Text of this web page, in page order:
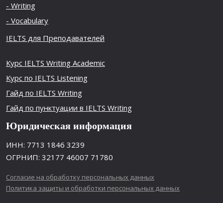
- Writing
- Vocabulary
IELTS для Преподавателей
Курс IELTS Writing Academic
Курс по IELTS Listening
Гайд по IELTS Writing
Гайд по пунктуации в IELTS Writing
Юридическая информация
ИНН: 7713 1846 3239
ОГРНИП: 32177 46007 71780
Согласие на обработку персональных данных
Политика защиты и обработки персональных данных